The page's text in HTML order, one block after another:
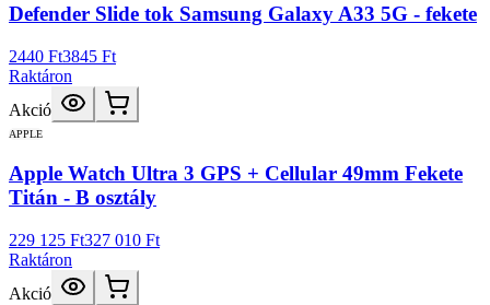
Defender Slide tok Samsung Galaxy A33 5G - fekete
2440 Ft3845 Ft
Raktáron
Akció
APPLE
Apple Watch Ultra 3 GPS + Cellular 49mm Fekete
Titán - B osztály
229 125 Ft327 010 Ft
Raktáron
Akció